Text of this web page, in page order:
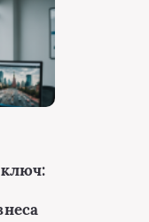
ключ: